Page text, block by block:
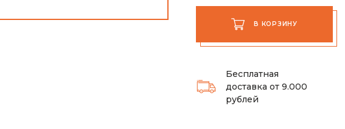
В КОРЗИНУ
Бесплатная
доставка от 9.000
рублей